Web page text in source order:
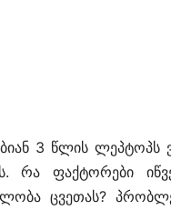
3 წლის ლეპტოპს
რა ფაქტორები
ცვეთას?